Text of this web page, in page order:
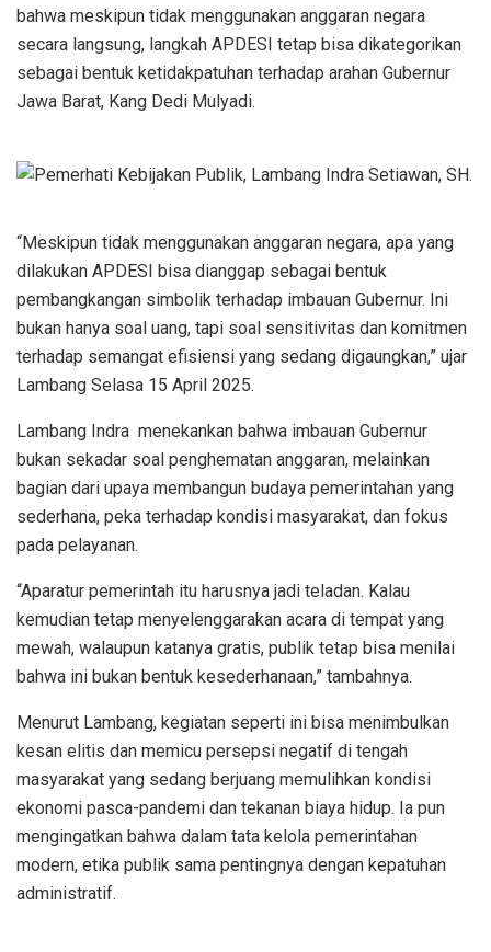
bahwa meskipun tidak menggunakan anggaran negara
secara langsung, langkah APDESI tetap bisa dikategorikan
sebagai bentuk ketidakpatuhan terhadap arahan Gubernur
Jawa Barat, Kang Dedi Mulyadi.
“Meskipun tidak menggunakan anggaran negara, apa yang
dilakukan APDESI bisa dianggap sebagai bentuk
pembangkangan simbolik terhadap imbauan Gubernur. Ini
bukan hanya soal uang, tapi soal sensitivitas dan komitmen
terhadap semangat efisiensi yang sedang digaungkan,” ujar
Lambang Selasa 15 April 2025.
Lambang Indra menekankan bahwa imbauan Gubernur
bukan sekadar soal penghematan anggaran, melainkan
bagian dari upaya membangun budaya pemerintahan yang
sederhana, peka terhadap kondisi masyarakat, dan fokus
pada pelayanan.
“Aparatur pemerintah itu harusnya jadi teladan. Kalau
kemudian tetap menyelenggarakan acara di tempat yang
mewah, walaupun katanya gratis, publik tetap bisa menilai
bahwa ini bukan bentuk kesederhanaan,” tambahnya.
Menurut Lambang, kegiatan seperti ini bisa menimbulkan
kesan elitis dan memicu persepsi negatif di tengah
masyarakat yang sedang berjuang memulihkan kondisi
ekonomi pasca-pandemi dan tekanan biaya hidup. Ia pun
mengingatkan bahwa dalam tata kelola pemerintahan
modern, etika publik sama pentingnya dengan kepatuhan
administratif.